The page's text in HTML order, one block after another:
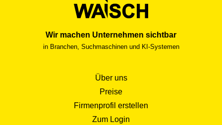
Wir machen Unternehmen sichtbar
in Branchen, Suchmaschinen und KI-Systemen
Über uns
Preise
Firmenprofil erstellen
Zum Login